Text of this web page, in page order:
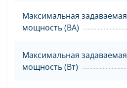
Максимальная задаваемая
мощность (ВА)
Максимальная задаваемая
мощность (Вт)